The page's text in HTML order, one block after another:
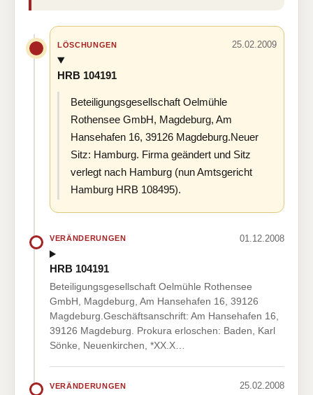
LÖSCHUNGEN 25.02.2009
HRB 104191
Beteiligungsgesellschaft Oelmühle
Rothensee GmbH, Magdeburg, Am
Hansehafen 16, 39126 Magdeburg.Neuer
Sitz: Hamburg. Firma geändert und Sitz
verlegt nach Hamburg (nun Amtsgericht
Hamburg HRB 108495).
VERÄNDERUNGEN 01.12.2008
HRB 104191
Beteiligungsgesellschaft Oelmühle Rothensee
GmbH, Magdeburg, Am Hansehafen 16, 39126
Magdeburg.Geschäftsanschrift: Am Hansehafen 16,
39126 Magdeburg. Prokura erloschen: Baden, Karl
Sönke, Neuenkirchen, *XX.X…
VERÄNDERUNGEN 25.02.2008